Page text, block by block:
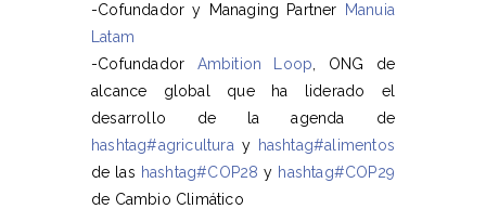
-Cofundador y Managing Partner
Manuia
Latam
-Cofundador Ambition Loop , ONG de
alcance global que ha liderado el
desarrollo de la agenda de
hashtag#agricultura y hashtag#alimentos
de las hashtag#COP28 y hashtag#COP29
de Cambio Climático